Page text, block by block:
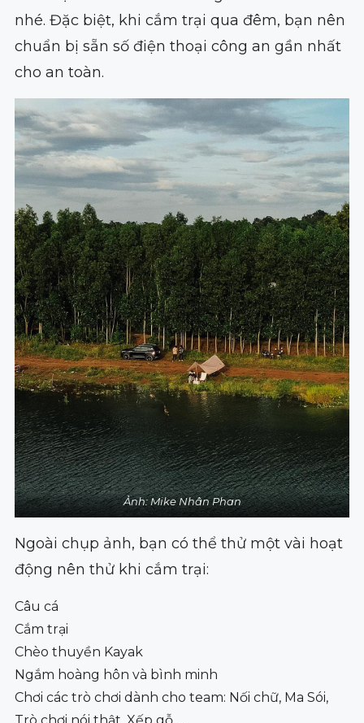
nhé. Đặc biệt, khi cắm trại qua đêm, bạn nên
chuẩn bị sẵn số điện thoại công an gần nhất
cho an toàn.
Ảnh: Mike Nhân Phan
Ngoài chụp ảnh, bạn có thể thử một vài hoạt
động nên thử khi cắm trại:
Câu cá
Cắm trại
Chèo thuyền Kayak
Ngắm hoàng hôn và bình minh
Chơi các trò chơi dành cho team: Nối chữ, Ma Sói,
Trò chơi nói thật, Xếp gỗ,…